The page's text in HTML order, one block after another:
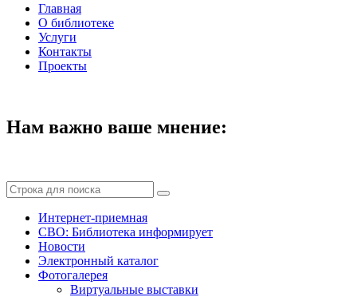
Главная
О библиотеке
Услуги
Контакты
Проекты
Нам важно ваше мнение:
Интернет-приемная
СВО: Библиотека информирует
Новости
Электронный каталог
Фотогалерея
Виртуальные выставки